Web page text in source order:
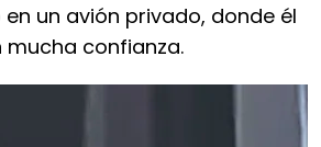
un avión privado, donde él
confianza.